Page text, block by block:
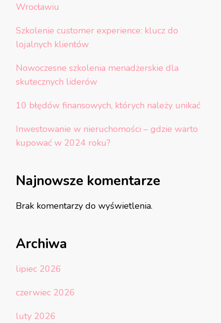
Wrocławiu
Szkolenie customer experience: klucz do
lojalnych klientów
Nowoczesne szkolenia menadżerskie dla
skutecznych liderów
10 błędów finansowych, których należy unikać
Inwestowanie w nieruchomości – gdzie warto
kupować w 2024 roku?
Najnowsze komentarze
Brak komentarzy do wyświetlenia.
Archiwa
lipiec 2026
czerwiec 2026
luty 2026